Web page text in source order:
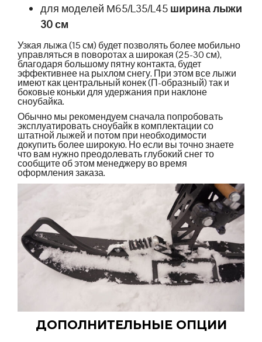
для моделей М65/L35/L45 ширина лыжи
30 см
Узкая лыжа (15 см) будет позволять более мобильно
управляться в поворотах а широкая (25-30 см),
благодаря большому пятну контакта, будет
эффективнее на рыхлом снегу. При этом все лыжи
имеют как центральный конек (П-образный) так и
боковые коньки для удержания при наклоне
сноубайка.
Обычно мы рекомендуем сначала попробовать
эксплуатировать сноубайк в комплектации со
штатной лыжей и потом при необходимости
докупить более широкую. Но если вы точно знаете
что вам нужно преодолевать глубокий снег то
сообщите об этом менеджеру во время
оформления заказа.
ДОПОЛНИТЕЛЬНЫЕ ОПЦИИ